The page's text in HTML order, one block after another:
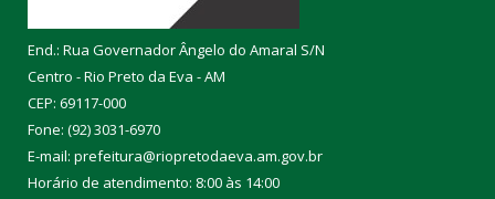
End.: Rua Governador Ângelo do Amaral S/N
Centro - Rio Preto da Eva - AM
CEP: 69117-000
Fone: (92) 3031-6970
E-mail: prefeitura@riopretodaeva.am.gov.br
Horário de atendimento: 8:00 às 14:00